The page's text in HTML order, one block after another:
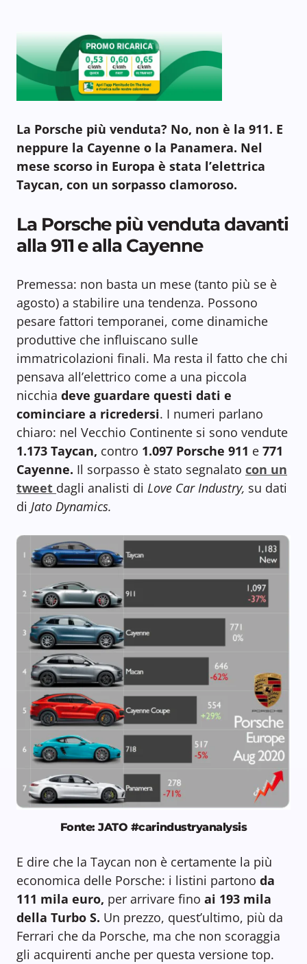
La Porsche più venduta? No, non è la 911. E
neppure la Cayenne o la Panamera. Nel
mese scorso in Europa è stata l’elettrica
Taycan, con un sorpasso clamoroso.
La Porsche più venduta davanti
alla 911 e alla Cayenne
Premessa: non basta un mese (tanto più se è
agosto) a stabilire una tendenza. Possono
pesare fattori temporanei, come dinamiche
produttive che influiscano sulle
immatricolazioni finali. Ma resta il fatto che chi
pensava all’elettrico come a una piccola
nicchia deve guardare questi dati e
cominciare a ricredersi. I numeri parlano
chiaro: nel Vecchio Continente si sono vendute
1.173 Taycan, contro 1.097 Porsche 911 e 771
Cayenne. Il sorpasso è stato segnalato con un
tweet dagli analisti di Love Car Industry, su dati
di Jato Dynamics.
Fonte: JATO #carindustryanalysis
E dire che la Taycan non è certamente la più
economica delle Porsche: i listini partono da
111 mila euro, per arrivare fino ai 193 mila
della Turbo S. Un prezzo, quest’ultimo, più da
Ferrari che da Porsche, ma che non scoraggia
gli acquirenti anche per questa versione top.